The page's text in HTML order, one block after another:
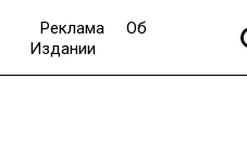
Реклама
Об
Издании